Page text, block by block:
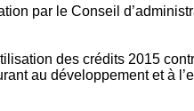
par le Conseil
des crédits 2015
au développement et à